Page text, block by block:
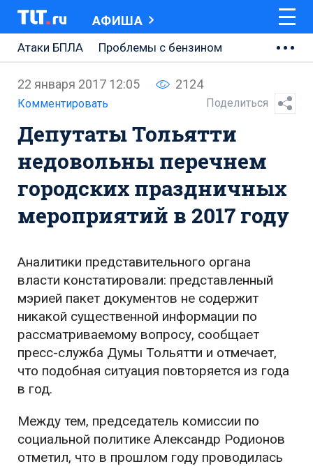
АФИША
Атаки БПЛА
Проблемы с бензином
Ремонт Центральной площади
Ремонт Обводного шоссе
Набережная Тольятти
Неделя Тольятти
22 января 2017 12:05 2124
Комментировать Поделиться
Депутаты Тольятти
недовольны перечнем
городских праздничных
мероприятий в 2017 году
Аналитики представительного органа
власти констатировали: представленный
мэрией пакет документов не содержит
никакой существенной информации по
рассматриваемому вопросу, сообщает
пресс-служба Думы Тольятти и отмечает,
что подобная ситуация повторяется из года
в год.
Между тем, председатель комиссии по
социальной политике Александр Родионов
отметил, что в прошлом году проводилась